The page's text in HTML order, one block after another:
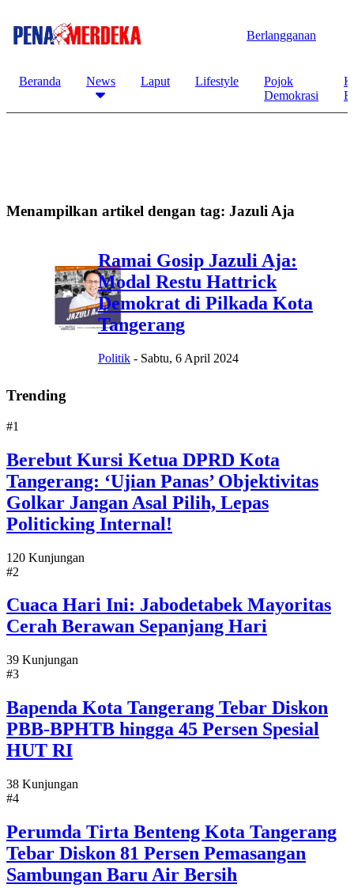
Berlangganan
Beranda News Laput Lifestyle
Pojok
Demokrasi
Menampilkan artikel dengan tag: Jazuli Aja
Ramai Gosip Jazuli Aja:
Modal Restu Hattrick
Demokrat di Pilkada Kota
Tangerang
Politik - Sabtu, 6 April 2024
Trending
#1
Berebut Kursi Ketua DPRD Kota
Tangerang: ‘Ujian Panas’ Objektivitas
Golkar Jangan Asal Pilih, Lepas
Politicking Internal!
120 Kunjungan
#2
Cuaca Hari Ini: Jabodetabek Mayoritas
Cerah Berawan Sepanjang Hari
39 Kunjungan
#3
Bapenda Kota Tangerang Tebar Diskon
PBB-BPHTB hingga 45 Persen Spesial
HUT RI
38 Kunjungan
#4
Perumda Tirta Benteng Kota Tangerang
Tebar Diskon 81 Persen Pemasangan
Sambungan Baru Air Bersih